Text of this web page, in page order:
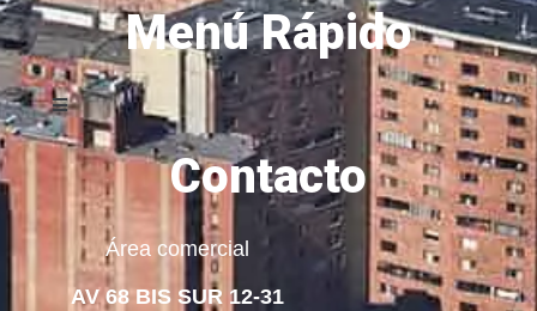
Menú Rápido
Contacto
Área comercial
AV 68 BIS SUR 12-31